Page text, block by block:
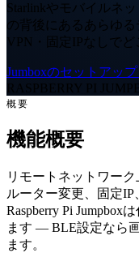
Starlinkやモバイルネ
の背後にあるあらゆ
VPN・固定IPなしでど
Jumboxのセットアッ
RASPBERRY PI
概要
機能概要
リモートネットワー
ルーター変更、固定IP
Raspberry Pi Jumpbox
ます — BLE設定なら
ます。